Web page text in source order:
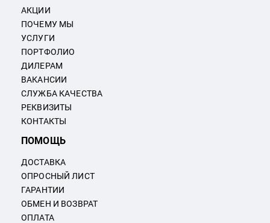
АКЦИИ
ПОЧЕМУ МЫ
УСЛУГИ
ПОРТФОЛИО
ДИЛЕРАМ
ВАКАНСИИ
СЛУЖБА КАЧЕСТВА
РЕКВИЗИТЫ
КОНТАКТЫ
ПОМОЩЬ
ДОСТАВКА
ОПРОСНЫЙ ЛИСТ
ГАРАНТИИ
ОБМЕН И ВОЗВРАТ
ОПЛАТА